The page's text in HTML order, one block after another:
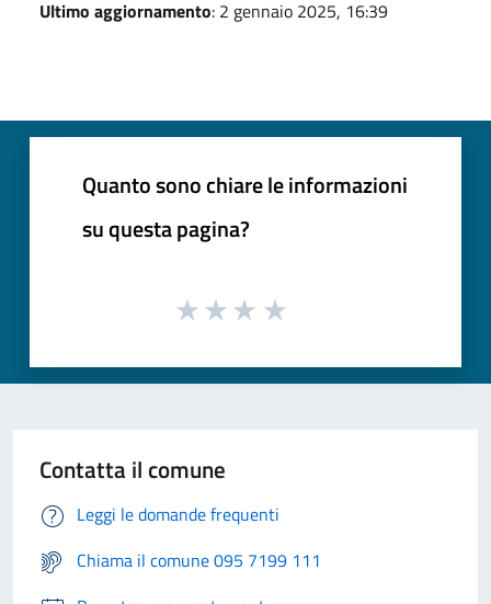
Ultimo aggiornamento: 2 gennaio 2025, 16:39
Quanto sono chiare le informazioni
su questa pagina?
Contatta il comune
Leggi le domande frequenti
Chiama il comune 095 7199 111